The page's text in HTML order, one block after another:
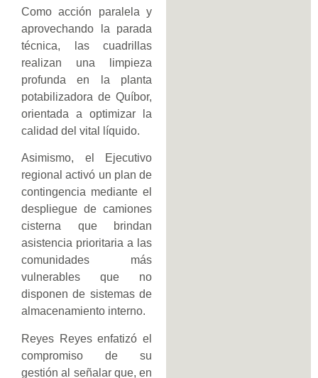
Como acción paralela y
aprovechando la parada
técnica, las cuadrillas
realizan una limpieza
profunda en la planta
potabilizadora de Quíbor,
orientada a optimizar la
calidad del vital líquido.
Asimismo, el Ejecutivo
regional activó un plan de
contingencia mediante el
despliegue de camiones
cisterna que brindan
asistencia prioritaria a las
comunidades más
vulnerables que no
disponen de sistemas de
almacenamiento interno.
Reyes Reyes enfatizó el
compromiso de su
gestión al señalar que, en